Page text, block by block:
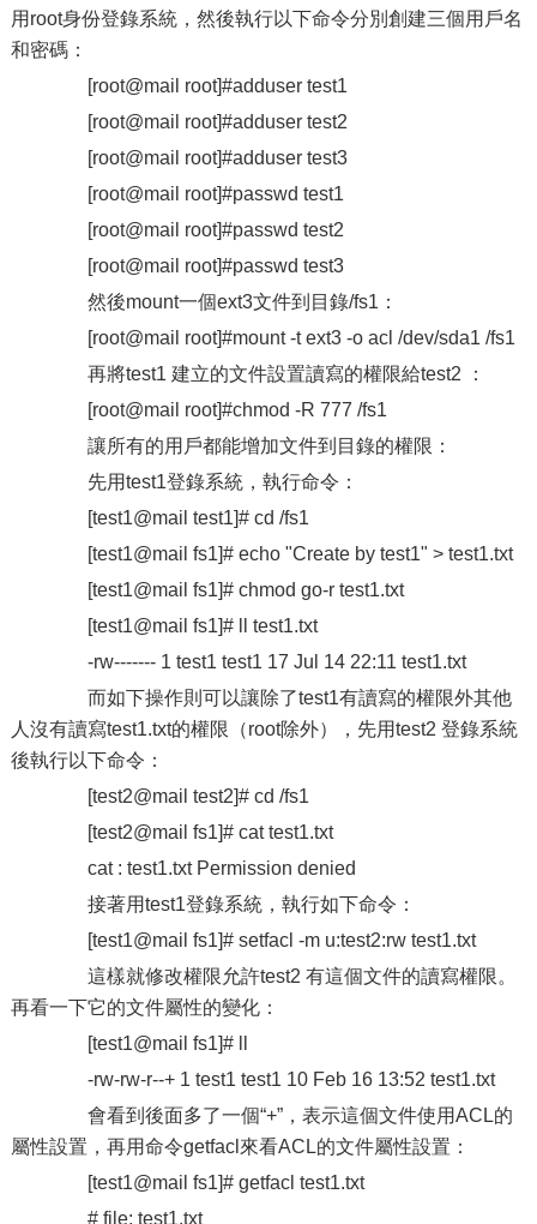
用root身份登錄系統，然後執行以下命令分別創建三個用戶名
和密碼：
[root@mail root]#adduser test1
[root@mail root]#adduser test2
[root@mail root]#adduser test3
[root@mail root]#passwd test1
[root@mail root]#passwd test2
[root@mail root]#passwd test3
然後mount一個ext3文件到目錄/fs1：
[root@mail root]#mount -t ext3 -o acl /dev/sda1 /fs1
再將test1 建立的文件設置讀寫的權限給test2 ：
[root@mail root]#chmod -R 777 /fs1
讓所有的用戶都能增加文件到目錄的權限：
先用test1登錄系統，執行命令：
[test1@mail test1]# cd /fs1
[test1@mail fs1]# echo "Create by test1" > test1.txt
[test1@mail fs1]# chmod go-r test1.txt
[test1@mail fs1]# ll test1.txt
-rw------- 1 test1 test1 17 Jul 14 22:11 test1.txt
而如下操作則可以讓除了test1有讀寫的權限外其他
人沒有讀寫test1.txt的權限（root除外），先用test2 登錄系統
後執行以下命令：
[test2@mail test2]# cd /fs1
[test2@mail fs1]# cat test1.txt
cat : test1.txt Permission denied
接著用test1登錄系統，執行如下命令：
[test1@mail fs1]# setfacl -m u:test2:rw test1.txt
這樣就修改權限允許test2 有這個文件的讀寫權限。
再看一下它的文件屬性的變化：
[test1@mail fs1]# ll
-rw-rw-r--+ 1 test1 test1 10 Feb 16 13:52 test1.txt
會看到後面多了一個“+”，表示這個文件使用ACL的
屬性設置，再用命令getfacl來看ACL的文件屬性設置：
[test1@mail fs1]# getfacl test1.txt
# file: test1.txt